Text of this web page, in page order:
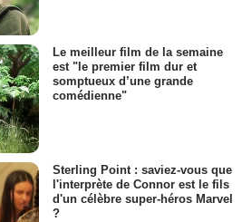
Le meilleur film de la semaine
est "le premier film dur et
somptueux d’une grande
comédienne"
Sterling Point : saviez-vous que
l'interprète de Connor est le fils
d'un célèbre super-héros Marvel
?